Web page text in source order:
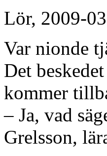
Lör, 2009-
Var nionde
Det
kommer
– Ja, vad
Grelsson,